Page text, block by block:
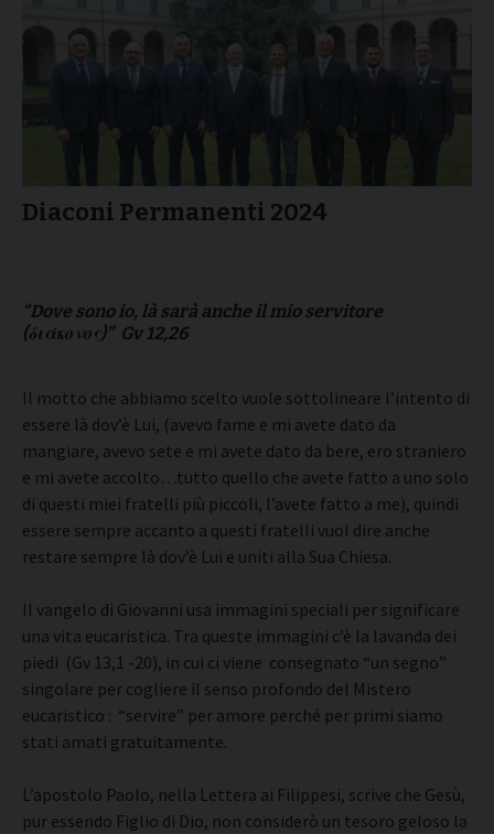
Diaconi Permanenti 2024
“Dove sono io, là sarà anche il mio servitore
(διάκονος)” Gv 12,26
Il motto che abbiamo scelto vuole sottolineare l’intento di
essere là dov’è Lui, (avevo fame e mi avete dato da
mangiare, avevo sete e mi avete dato da bere, ero straniero
e mi avete accolto…tutto quello che avete fatto a uno solo
di questi miei fratelli più piccoli, l’avete fatto a me), quindi
essere sempre accanto a questi fratelli vuol dire anche
restare sempre là dov’è Lui e uniti alla Sua Chiesa.
Il vangelo di Giovanni usa immagini speciali per significare
una vita eucaristica. Tra queste immagini c’è la lavanda dei
piedi (Gv 13,1 -20), in cui ci viene consegnato “un segno”
singolare per cogliere il senso profondo del Mistero
eucaristico : “servire” per amore perché per primi siamo
stati amati gratuitamente.
L’apostolo Paolo, nella Lettera ai Filippesi, scrive che Gesù,
pur essendo Figlio di Dio, non considerò un tesoro geloso la